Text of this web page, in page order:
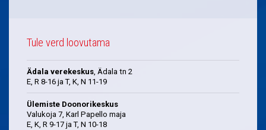
Tule verd loovutama
Ädala verekeskus, Ädala tn 2
E, R 8-16 ja T, K, N 11-19
Ülemiste Doonorikeskus
Valukoja 7, Karl Papello maja
E, K, R 9-17 ja T, N 10-18